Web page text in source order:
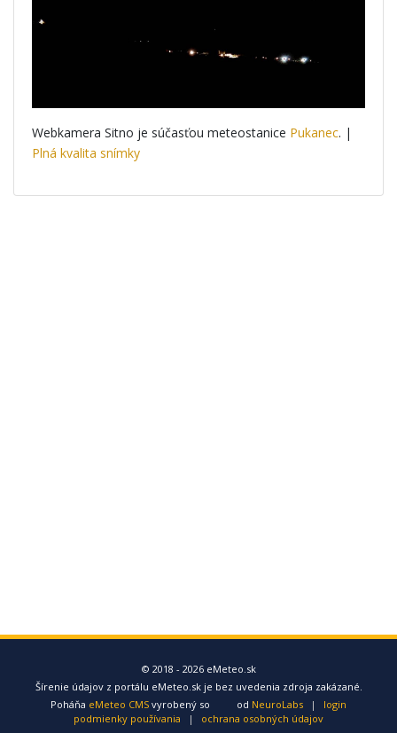
Webkamera Sitno je súčasťou meteostanice Pukanec. |
Plná kvalita snímky
© 2018 - 2026 eMeteo.sk
Šírenie údajov z portálu eMeteo.sk je bez uvedenia zdroja zakázané.
Poháňa eMeteo CMS vyrobený so od NeuroLabs |
login
podmienky používania
| ochrana osobných údajov